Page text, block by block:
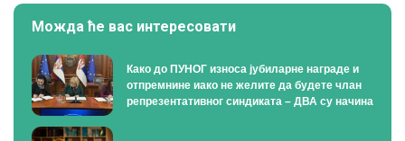
Можда ће вас интересовати
Како до ПУНОГ износа јубиларне награде и
отпремнине иако не желите да будете члан
репрезентативног синдиката – ДВА су начина